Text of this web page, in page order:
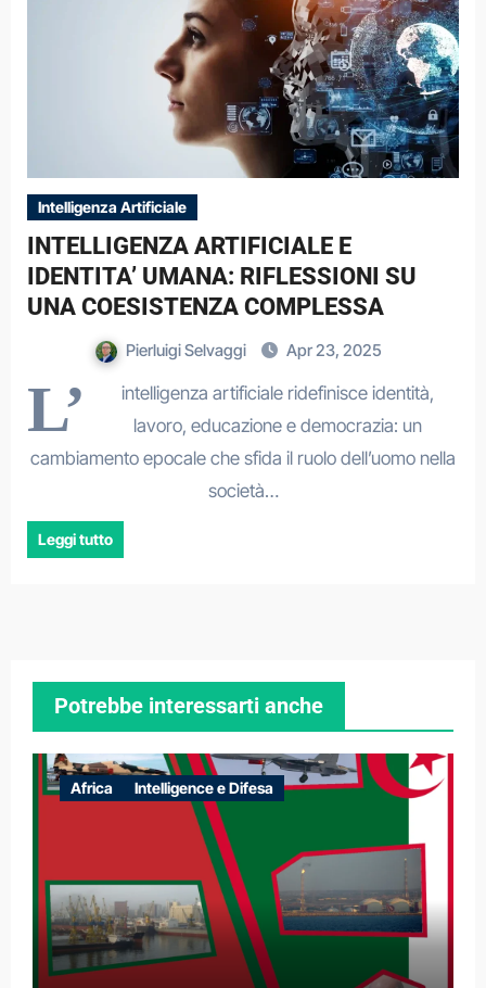
Intelligenza Artificiale
INTELLIGENZA ARTIFICIALE E
IDENTITA’ UMANA: RIFLESSIONI SU
UNA COESISTENZA COMPLESSA
Pierluigi Selvaggi Apr 23, 2025
L’
intelligenza artificiale ridefinisce identità,
lavoro, educazione e democrazia: un
cambiamento epocale che sfida il ruolo dell’uomo nella
società…
Leggi tutto
Potrebbe interessarti anche
Africa Intelligence e Difesa